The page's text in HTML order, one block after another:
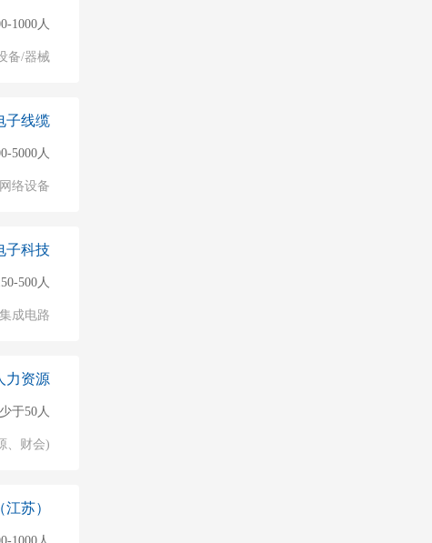
1000人
备/器械
子线缆
5000人
络设备
子科技
500人
成电路
力资源
于50人
、财会)
苏）